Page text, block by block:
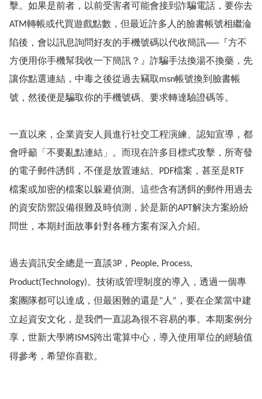
擊。如果是前者，以前受害者可能會接到詐騙電話，要你去
ATM轉帳或代買遊戲點數，但最近許多人的臉書帳號相繼淪
陷後，會以訊息詢問好友的手機號碼以代收簡訊──『方不
方便用你手機幫我收一下簡訊？』詐騙手法換湯不換藥，先
讓你點選連結，中毒之後從過去竊取msn帳號換到臉書帳
號，然後便是騙取你的手機號碼、要求轉達驗證碼等。
一直以來，企業資安人員進行社交工程演練、認知宣導，都
會呼籲「不要亂點連結」。而現在許多目標式攻擊，所寄發
的電子郵件誘餌，不僅是放置連結、
PDF檔案，甚至是RTF
檔案或加密的檔案以躲避偵測。這些含有誘餌的郵件用過去
的資安防禦設備很難及時偵測，於是新的APT 解決方案紛紛
問世，本期封面故事針對各種方案有深入介紹。
過去資訊安全總是一直談3P， People, Process,
Product(Technology)。技術或管理制度的導入，透過一個專
案團隊都可以達成，但最困難的還是” 人 ” ，要在企業當中建
立起資安文化，是我們一直認為很不容易的事。本期案例分
享，世新大學將ISMS跨出電算中心，導入使用單位的經驗值
得參考，希望你喜歡。